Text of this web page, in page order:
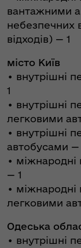
вантажними
небезпечних
відходів) — 1
місто Київ
• внутрішні
1
• внутрішні
легковими
• внутрішні
автобусами —
• міжнародні
— 1
• міжнародні
легковими
Одеська
• внутрішні